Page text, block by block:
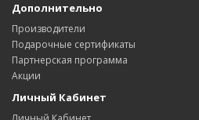
Дополнительно
Производители
Подарочные сертификаты
Партнерская программа
Акции
Личный Кабинет